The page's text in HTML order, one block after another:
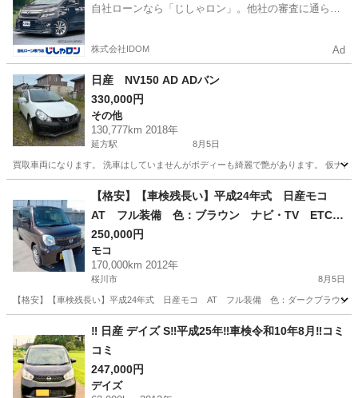
自社ローンなら「じしゃロン」。他社の審査に通らな
株式会社IDOM Ad
日産 NV150 AD ADバン
330,000円
その他
130,777km 2018年
延方駅 8月5日
買取車両になります。 洗車はしていませんがボディーも綺麗で艶があります。 仮ナ
延方駅 その他
【格安】【車検残長い】平成24年式 日産モコ
AT フル装備 色：ブラウン ナビ・TV ETC
社外アルミ レーダー探知機 車検：令和9年12
月 絶好調！
250,000円
モコ
170,000km 2012年
桜川市 8月5日
【格安】【車検残長い】平成24年式 日産モコ AT フル装備 色：ダークブラウ
モコ
‼️ 日産 デイズ S‼️平成25年‼️車検令和10年8月‼️コミ
コミ
247,000円
デイズ